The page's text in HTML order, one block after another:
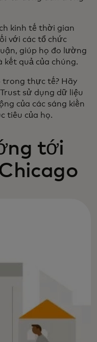
kinh tế thời gian
với các tổ chức
giúp họ đo lường
quả của chúng.
trong thực tế? Hãy
sử dụng dữ liệu
của các sáng kiến
tiêu của họ.
tới